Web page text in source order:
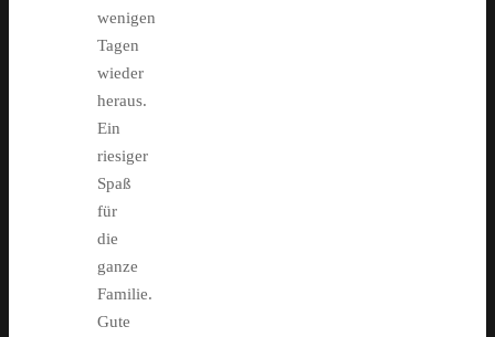
wenigen
Tagen
wieder
heraus.
Ein
riesiger
Spaß
für
die
ganze
Familie.
Gute